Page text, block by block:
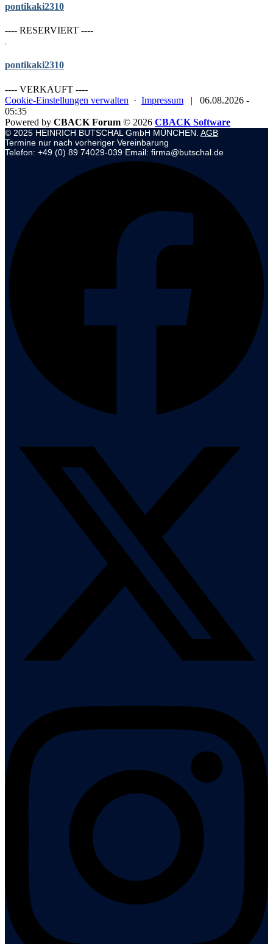
pontikaki2310
---- RESERVIERT ----
pontikaki2310
---- VERKAUFT ----
Cookie-Einstellungen verwalten · Impressum |
06.08.2026 -
05:35
Powered by CBACK Forum © 2026 CBACK Software
© 2025 HEINRICH BUTSCHAL GmbH MÜNCHEN. AGB
Termine nur nach vorheriger Vereinbarung
Telefon: +49 (0) 89 74029-039 Email: firma@butschal.de